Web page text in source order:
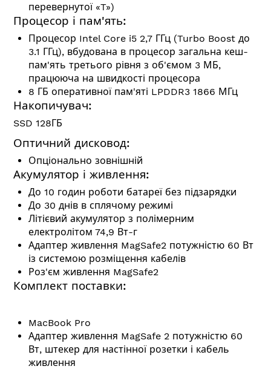
перевернутої «T»)
Процесор і пам'ять:
Процесор Intel Core i5 2,7 ГГц (Turbo Boost до
3.1 ГГц), вбудована в процесор загальна кеш-
пам'ять третього рівня з об'ємом 3 МБ,
працююча на швидкості процесора
8 ГБ оперативної пам'яті LPDDR3 1866 МГц
Накопичувач:
SSD 128ГБ
Оптичний дисковод:
Опціонально зовнішній
Акумулятор і живлення:
До 10 годин роботи батареї без підзарядки
До 30 днів в сплячому режимі
Літієвий акумулятор з полімерним
електролітом 74,9 Вт-г
Адаптер живлення MagSafe2 потужністю 60 Вт
із системою розміщення кабелів
Роз'єм живлення MagSafe2
Комплект поставки:
MacBook Pro
Адаптер живлення MagSafe 2 потужністю 60
Вт, штекер для настінної розетки і кабель
живлення